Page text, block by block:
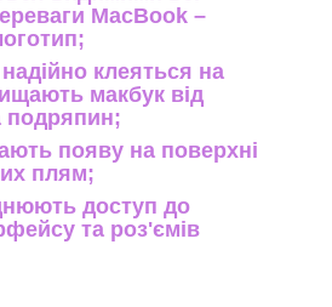
MacBook –
клеяться на
макбук від
подряпин;
появу на поверхні
плям;
доступ до
та роз'ємів